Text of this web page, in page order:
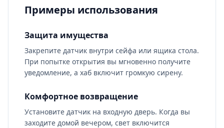
Примеры использования
Защита имущества
Закрепите датчик внутри сейфа или ящика стола.
При попытке открытия вы мгновенно получите
уведомление, а хаб включит громкую сирену.
Комфортное возвращение
Установите датчик на входную дверь. Когда вы
заходите домой вечером, свет включится